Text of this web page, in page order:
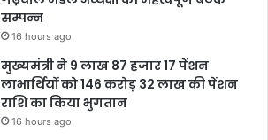
सम्पन्न
16 hours ago
मुख्यमंत्री ने 9 लाख 87 हजार 17 पेंशन
लाभार्थियों को 146 करोड़ 32 लाख की पेंशन
राशि का किया भुगतान
16 hours ago